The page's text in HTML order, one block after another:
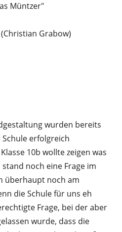
Müntzer"
Grabow)
wurden bereits
erfolgreich
10b wollte zeigen was
noch eine Frage im
überhaupt noch am
die Schule für uns eh
Frage, bei der aber
wurde, dass die